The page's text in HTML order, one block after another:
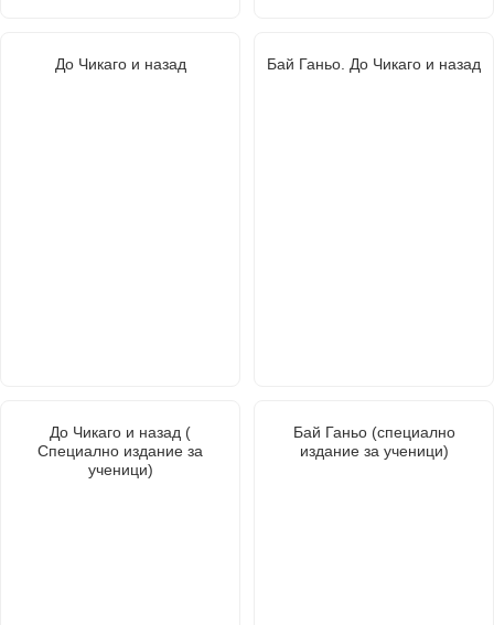
До Чикаго и назад Бай Ганьо. До Чикаго и назад
До Чикаго и назад (
Специално издание за
ученици)
Бай Ганьо (специално
издание за ученици)